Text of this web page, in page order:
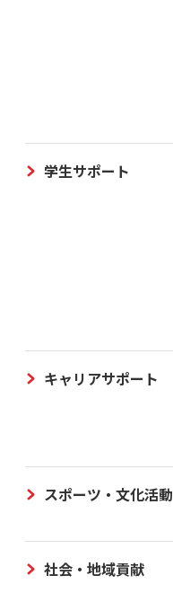
学生サポート
キャリアサポート
スポーツ・文化活動
社会・地域貢献